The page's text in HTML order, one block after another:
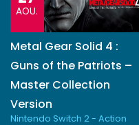
AOU.
Metal Gear Solid 4 :
Guns of the Patriots –
Master Collection
Version
Nintendo Switch 2 - Action